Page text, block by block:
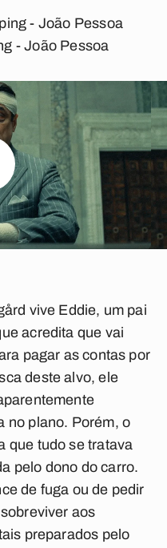
- João Pessoa
- João Pessoa
vive Eddie, um pai
acredita que vai
pagar as contas por
deste alvo, ele
no plano. Porém, o
que tudo se tratava
pelo dono do carro.
de fuga ou de pedir
aos
preparados pelo